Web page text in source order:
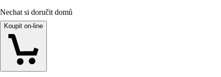
Nechat si doručit domů
Koupit on-line